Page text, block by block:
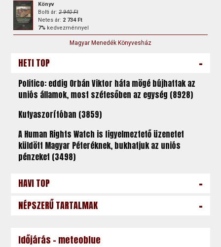
Könyv
Bolti ár:2 940 Ft
Netes ár: 2 734 Ft
7% kedvezménnyel
Magyar Menedék Könyvesház
HETI TOP -
Politico: eddig Orbán Viktor háta mögé bújhattak az
uniós államok, most szétesőben az egység (8928)
Kutyaszorítóban (3859)
A Human Rights Watch is figyelmeztető üzenetet
küldött Magyar Péteréknek, bukhatjuk az uniós
pénzeket (3498)
HAVI TOP -
NÉPSZERŰ TARTALMAK -
Időjárás - meteoblue